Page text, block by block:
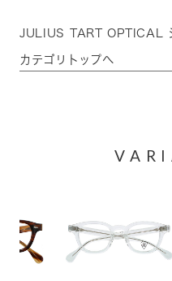
JULIUS TART OPTICAL
カテゴリトップへ